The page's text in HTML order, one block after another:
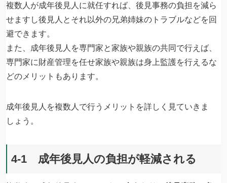
複数人が成年後見人に就任すれば、後見事務の負担を減ら
せますし後見人とそれ以外の兄弟姉妹のトラブルなどを回
避できます。
また、成年後見人を専門家と家族や親族の共同で行えば、
専門家に財産管理を任せ家族や親族は身上監護を行えるな
どのメリットもあります。
成年後見人を複数人で行うメリットを詳しく見ていきま
しょう。
4-1 成年後見人の負担が軽減される